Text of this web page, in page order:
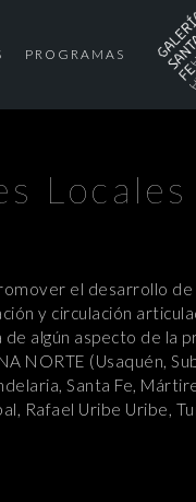
PROGRAMAS
el desarrollo
y circulación
algún aspecto de la
NORTE (Usaquén,
Santa Fe,
Rafael Uribe Uribe,